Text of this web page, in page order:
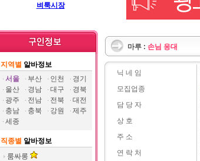
벼룩시장
지역별 알바정보
서울
부산 인천
경기
울산
경남 대구
경북
광주
전남 전북
대전
충남
충북 강원
제주
세종
직종별 알바정보
룸싸롱
마루 : 손님 응대
닉 네 임
모집업종
담 당 자
상 호
주 소
연 락 처